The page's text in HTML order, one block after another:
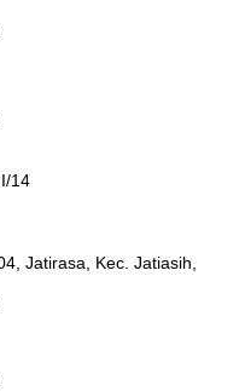
14
Jatirasa, Kec. Jatiasih,